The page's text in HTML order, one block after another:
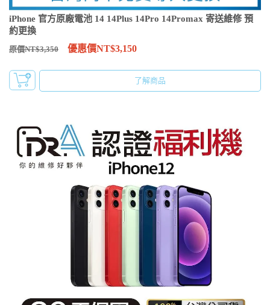
iPhone 官方原廠電池 14 14Plus 14Pro 14Promax 寄送維修 預
約更換
原價NT$3,350 優惠價NT$3,150
了解商品